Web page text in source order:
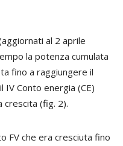
al 2 aprile
la potenza cumulata
fino a raggiungere il
IV Conto energia (CE)
(fig. 2).
FV che era cresciuta fino